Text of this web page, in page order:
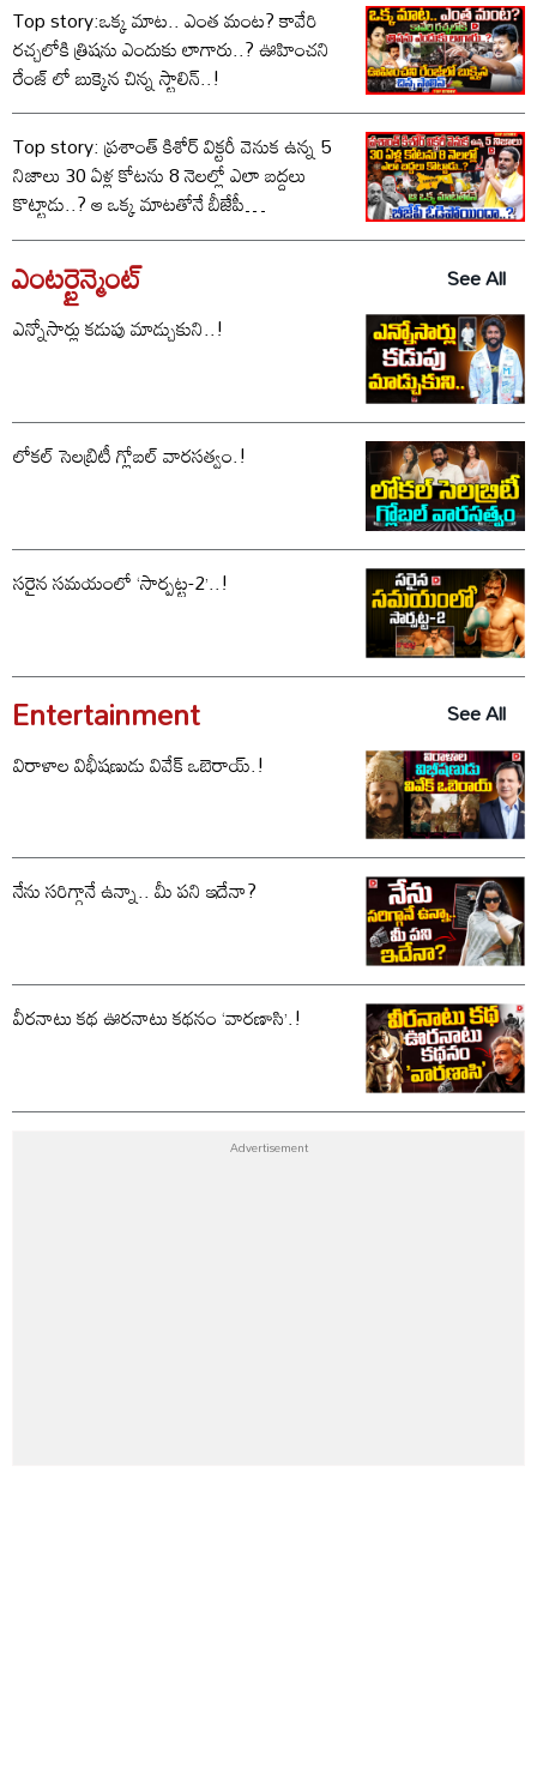
Top story:ఒక్క మాట.. ఎంత మంట? కావేరి
రచ్చలోకి త్రిషను ఎందుకు లాగారు..? ఊహించని
రేంజ్ లో బుక్కైన చిన్న స్టాలిన్..!
Top story: ప్రశాంత్ కిశోర్ విక్టరీ వెనుక ఉన్న 5
నిజాలు 30 ఏళ్ల కోటను 8 నెలల్లో ఎలా బద్దలు
కొట్టాడు..? ఆ ఒక్క మాటతోనే బీజేపీ
ఓడిపోయిందా..?
ఎంటర్టైన్మెంట్
See All
ఎన్నోసార్లు కడుపు మాడ్చుకుని..!
లోకల్ సెలబ్రిటీ గ్లోబల్ వారసత్వం.!
సరైన సమయంలో ‘సార్పట్ట-2’..!
Entertainment
See All
విరాళాల విభీషణుడు వివేక్ ఒబెరాయ్.!
నేను సరిగ్గానే ఉన్నా.. మీ పని ఇదేనా?
వీరనాటు కథ ఊరనాటు కథనం ‘వారణాసి’.!